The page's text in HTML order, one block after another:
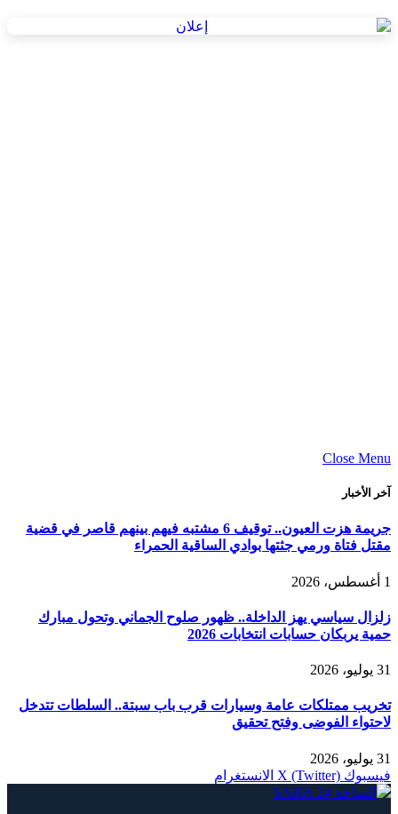
Close Menu
آخر الأخبار
جريمة هزت العيون.. توقيف 6 مشتبه فيهم بينهم قاصر في قضية
مقتل فتاة ورمي جثتها بوادي الساقية الحمراء
1 أغسطس، 2026
زلزال سياسي يهز الداخلة.. ظهور صلوح الجماني وتحول مبارك
حمية يربكان حسابات انتخابات 2026
31 يوليو، 2026
تخريب ممتلكات عامة وسيارات قرب باب سبتة.. السلطات تتدخل
لاحتواء الفوضى وفتح تحقيق
31 يوليو، 2026
فيسبوك X (Twitter) الانستغرام